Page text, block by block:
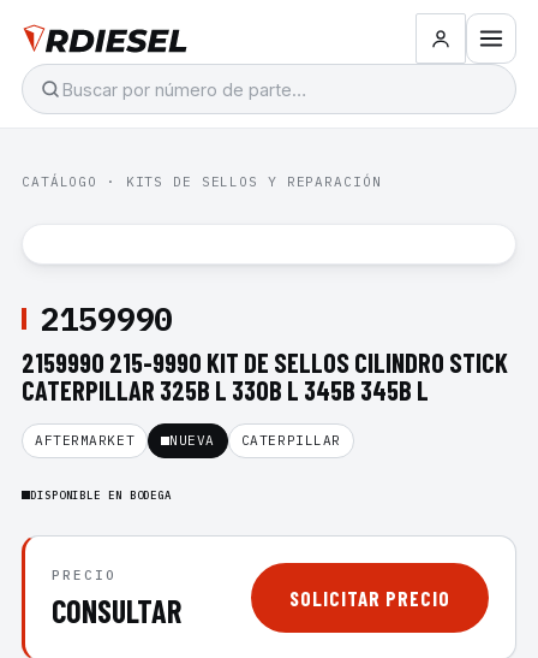
CATÁLOGO · KITS DE SELLOS Y REPARACIÓN
2159990
2159990 215-9990 KIT DE SELLOS CILINDRO STICK
CATERPILLAR 325B L 330B L 345B 345B L
AFTERMARKET NUEVA CATERPILLAR
DISPONIBLE EN BODEGA
PRECIO
CONSULTAR SOLICITAR PRECIO